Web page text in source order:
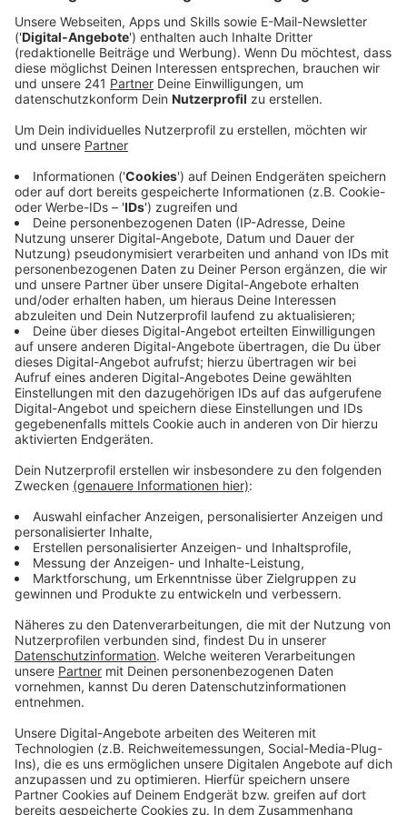
Veröffentlicht:Donnerstag, 12.09.2019 10:17
Anzeige
Seit 1999 spielt die Rockband aus Schweden vor
vollen Konzerthäusern und Freiluftbühnen. Ihre Erfolge
in Europa und auf der ganzen Welt haben sie zu einer
großen Marke im Musik-Geschäft gemacht. Ihr Album
"Give me Fire" landete 2009 auf Platz 1 der Deutschen
Albumcharts - 10 Jahre später veröffentlichen sie am
18. Oktober "Bang". Mit uns im Studio haben sie über
ihr erstes Mal auf einer Bühne, das neue Album und
ihren kleinen Genre-Wechsel zu mehr Rock als Pop und
einiges mehr gesprochen.
Anzeige
Zustimmung, um den YouTube
Video-Service zu laden!
Wir verwenden einen Service eines
Drittanbieters, um Videoinhalte
einzubetten. Dieser Service kann
Daten zu Ihren Aktivitäten
sammeln. Bitte lesen Sie die
Details durch und stimmen Sie der
Nutzung des Service zu, um dieses
Video anzusehen.
Akzeptieren
powered byUsercentrics Consent
Die neue Single von Mando Diao: "Long Long Way"
Anzeige